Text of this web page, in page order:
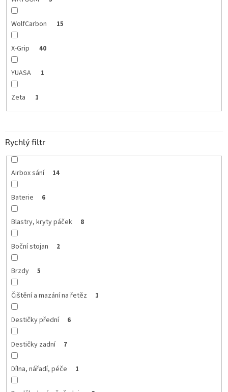
WolfCarbon 15
X-Grip 40
YUASA 1
Zeta 1
Rychlý filtr
Airbox sání 14
Baterie 6
Blastry, kryty páček 8
Boční stojan 2
Brzdy 5
Čištění a mazání na řetěz 1
Destičky přední 6
Destičky zadní 7
Dílna, nářadí, péče 1